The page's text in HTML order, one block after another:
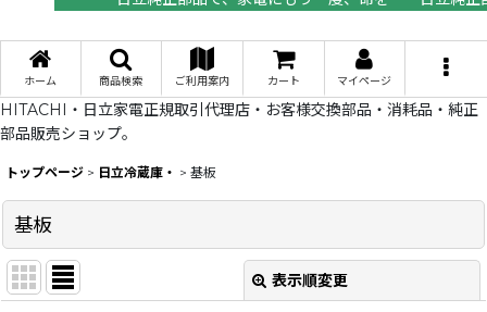
ホーム 商品検索 ご利用案内 カート マイページ
HITACHI・日立家電正規取引代理店・お客様交換部品・消耗品・純正
部品販売ショップ。
トップページ > 日立冷蔵庫・ > 基板
基板
表示順変更